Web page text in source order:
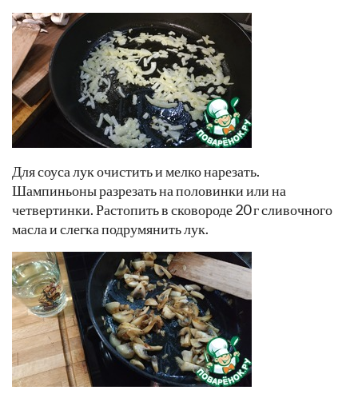
Для соуса лук очистить и мелко нарезать.
Шампиньоны разрезать на половинки или на
четвертинки. Растопить в сковороде 20 г сливочного
масла и слегка подрумянить лук.